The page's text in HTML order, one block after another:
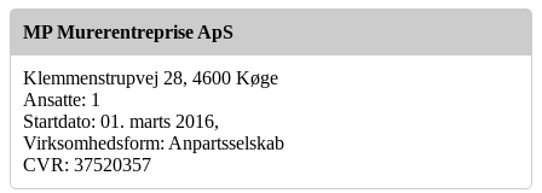
MP Murerentreprise ApS
Klemmenstrupvej 28, 4600 Køge
Ansatte: 1
Startdato: 01. marts 2016,
Virksomhedsform: Anpartsselskab
CVR: 37520357